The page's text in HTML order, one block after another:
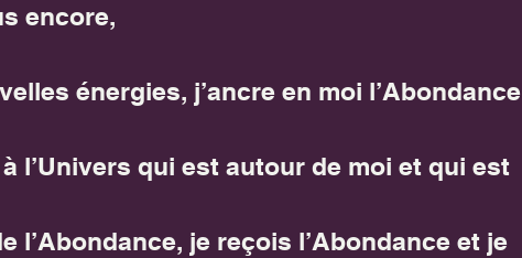
encore,
énergies, j’ancre en moi l’Abondance
l’Univers qui est autour de moi et qui est
l’Abondance, je reçois l’Abondance et je